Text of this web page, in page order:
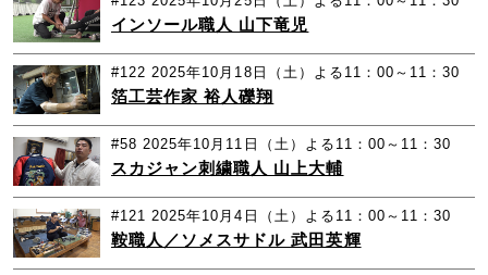
インソール職人 山下竜児
#122 2025年10月18日（土）よる11：00～11：30
箔工芸作家 裕人礫翔
#58 2025年10月11日（土）よる11：00～11：30
スカジャン刺繍職人 山上大輔
#121 2025年10月4日（土）よる11：00～11：30
鞍職人／ソメスサドル 武田英輝